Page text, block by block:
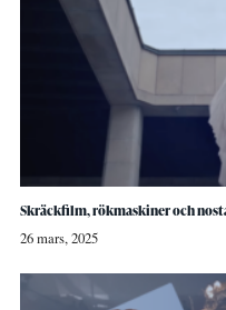
Skräckfilm, rökmaskiner och
26 mars, 2025